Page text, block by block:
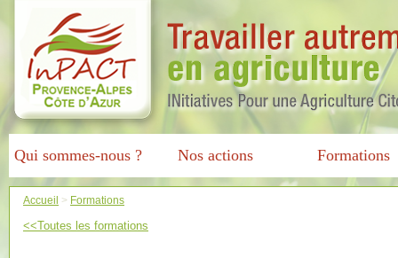
Qui sommes-nous ? Nos actions Formations
Accueil > Formations
<<Toutes les formations